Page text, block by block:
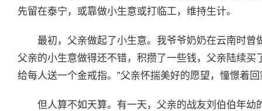
先留在泰宁，或靠做小生意或打临工，维持生计。
最初，父亲做起了小生意。我爷爷奶奶在云南时
父亲的小生意做得还不错，积攒了一些钱，父亲陆续买
给每人送一个金戒指。”父亲怀揣美好的愿望，憧憬着
但人算不如天算。有一天，父亲的战友刘伯伯年